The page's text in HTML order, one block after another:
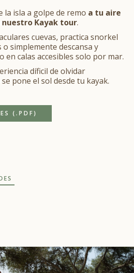
la isla a golpe de remo a tu aire
nuestro Kayak tour.
cuevas, practica snorkel
simplemente descansa y
en calas accesibles solo por mar.
díficil de olvidar
pone el sol desde tu kayak.
(.PDF)